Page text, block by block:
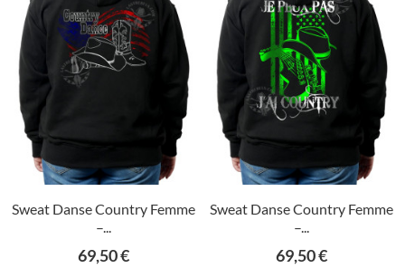
Sweat Danse Country Femme
–...
Prix
69,50 €
Sweat Danse Country Femme
–...
Prix
69,50 €